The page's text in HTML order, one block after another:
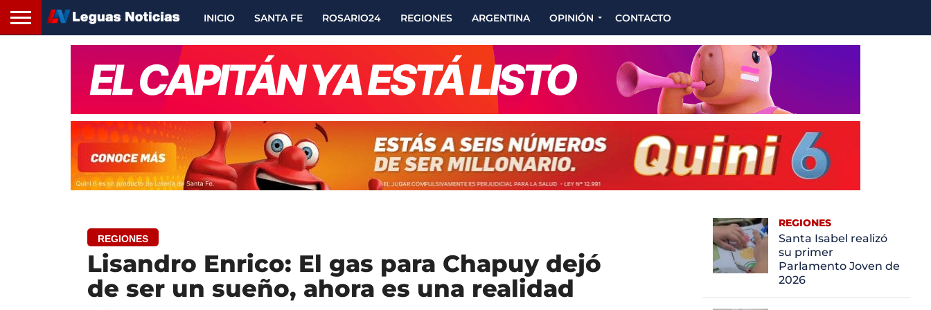
INICIO SANTA FE ROSARIO24 REGIONES ARGENTINA OPINIÓN CONTACTO
REGIONES
Lisandro Enrico: El gas para Chapuy dejó
de ser un sueño, ahora es una realidad
REGIONES
Santa Isabel realizó
su primer
Parlamento Joven de
2026